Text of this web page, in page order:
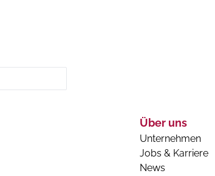
Über uns
Unternehmen
Jobs & Karriere
News